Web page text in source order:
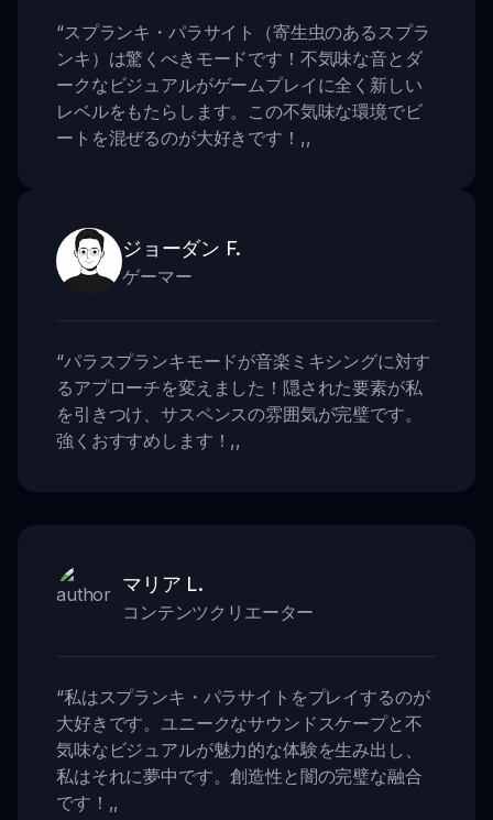
“スプランキ・パラサイト（寄生虫のあるスプラ
ンキ）は驚くべきモードです！不気味な音とダ
ークなビジュアルがゲームプレイに全く新しい
レベルをもたらします。この不気味な環境でビ
ートを混ぜるのが大好きです！ ,,
ジョーダン F.
ゲーマー
“パラスプランキモードが音楽ミキシングに対す
るアプローチを変えました！隠された要素が私
を引きつけ、サスペンスの雰囲気が完璧です。
強くおすすめします！ ,,
マリア L.
コンテンツクリエーター
“私はスプランキ・パラサイトをプレイするのが
大好きです。ユニークなサウンドスケープと不
気味なビジュアルが魅力的な体験を生み出し、
私はそれに夢中です。創造性と闇の完璧な融合
です！ ,,